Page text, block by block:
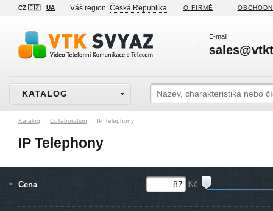
CZ 🇨🇿 UA Váš region: Česká Republika O FIRMĚ
E-mail
KATALOG
Katalog → Collaboration → IP Telephony
IP Telephony
Cena Kč